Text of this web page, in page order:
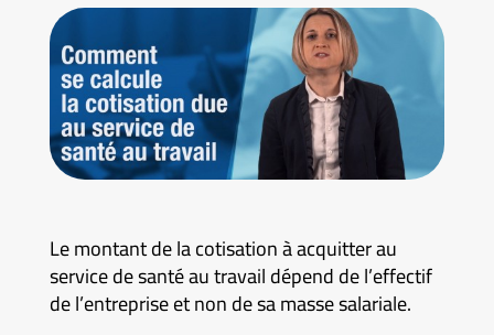
Le montant de la cotisation à acquitter au
service de santé au travail dépend de l’effectif
de l’entreprise et non de sa masse salariale.